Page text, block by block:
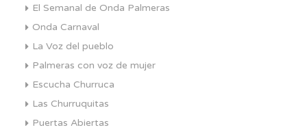
El Semanal de Onda Palmeras
Onda Carnaval
La Voz del pueblo
Palmeras con voz de mujer
Escucha Churruca
Las Churruquitas
Puertas Abiertas